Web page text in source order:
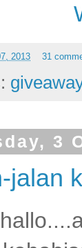
2013 31
3
jalan